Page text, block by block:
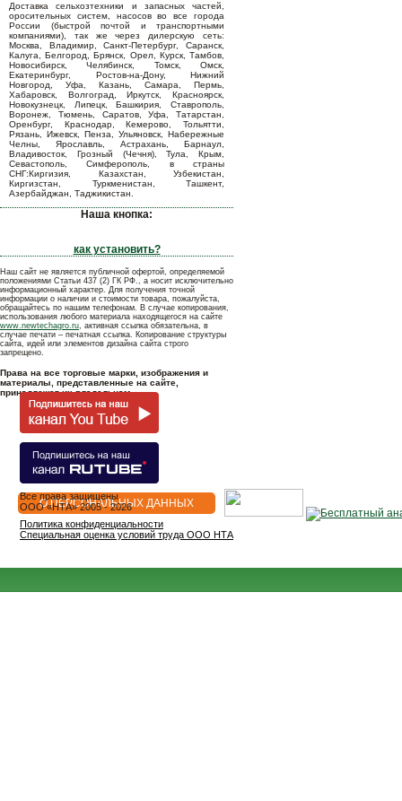
Доставка сельхозтехники и запасных частей,
оросительных систем, насосов во все города
России (быстрой почтой и транспортными
компаниями), так же через дилерскую сеть:
Москва, Владимир, Санкт-Петербург, Саранск,
Калуга, Белгород, Брянск, Орел, Курск, Тамбов,
Новосибирск, Челябинск, Томск, Омск,
Екатеринбург, Ростов-на-Дону, Нижний
Новгород, Уфа, Казань, Самара, Пермь,
Хабаровск, Волгоград, Иркутск, Красноярск,
Новокузнецк, Липецк, Башкирия, Ставрополь,
Воронеж, Тюмень, Саратов, Уфа, Татарстан,
Оренбург, Краснодар, Кемерово, Тольятти,
Рязань, Ижевск, Пенза, Ульяновск, Набережные
Челны, Ярославль, Астрахань, Барнаул,
Владивосток, Грозный (Чечня), Тула, Крым,
Севастополь, Симферополь, в страны
СНГ:Киргизия, Казахстан, Узбекистан,
Киргизстан, Туркменистан, Ташкент,
Азербайджан, Таджикистан.
Наша кнопка:
как установить?
Наш сайт не является публичной офертой, определяемой
положениями Статьи 437 (2) ГК РФ., а носит исключительно
информационный характер. Для получения точной
информации о наличии и стоимости товара, пожалуйста,
обращайтесь по нашим телефонам. В случае копирования,
использования любого материала находящегося на сайте
www.newtechagro.ru, активная ссылка обязательна, в
случае печати – печатная ссылка. Копирование структуры
сайта, идей или элементов дизайна сайта строго
запрещено.
Права на все торговые марки, изображения и
материалы, представленные на сайте,
принадлежат их владельцам.
О ПЕРСОНАЛЬНЫХ ДАННЫХ
Все права защищены
OOO «НТА» 2005 - 2026
Политика конфиденциальности
Специальная оценка условий труда ООО НТА